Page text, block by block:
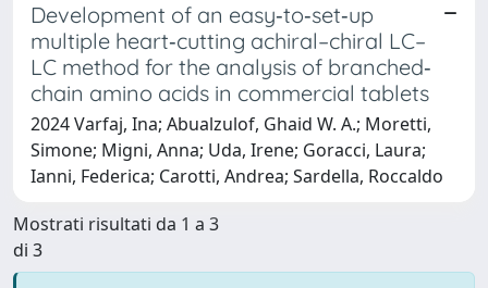
Development of an easy‐to‐set‐up
multiple heart‐cutting achiral–chiral LC–
LC method for the analysis of branched‐
chain amino acids in commercial tablets
2024 Varfaj, Ina; Abualzulof, Ghaid W. A.; Moretti,
Simone; Migni, Anna; Uda, Irene; Goracci, Laura;
Ianni, Federica; Carotti, Andrea; Sardella, Roccaldo
Mostrati risultati da 1 a 3
di 3